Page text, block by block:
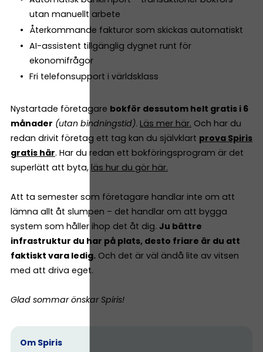
utan manuellt arbete
Återkommande fakturor som skickas automatiskt
AI-assistent tillgänglig dygnet runt för
ekonomifrågor
Fri telefonsupport i världsklass
Nystartade företagare bokför dessutom helt gratis i 6
månader (utan bindningstid). Läs mer här. Och har du
redan drivit företag ett tag kan du självklart prova Spiris
gratis här. Har du redan ett bokföringsprogram är det
superlätt att byta, läs hur du gör här.
Att ta semester som företagare handlar inte om att
lämna allt åt slumpen – det handlar om att bygga
system som håller ihop det åt dig. Ju bättre
infrastruktur du har på plats, desto friare är du att
faktiskt vara ledig. Och det är väl ändå lite av vitsen
med att driva eget.
Glad sommar önskar Spiris!
Om Spiris